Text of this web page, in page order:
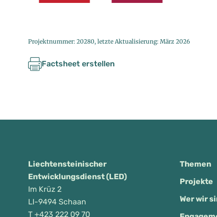
Projektnummer: 20280, letzte Aktualisierung: März 2026
Factsheet erstellen
Liechtensteinischer
Entwicklungsdienst (LED)
Im Krüz 2
LI-9494 Schaan
T +423 222 09 70
Themen
Projekte
Wer wir